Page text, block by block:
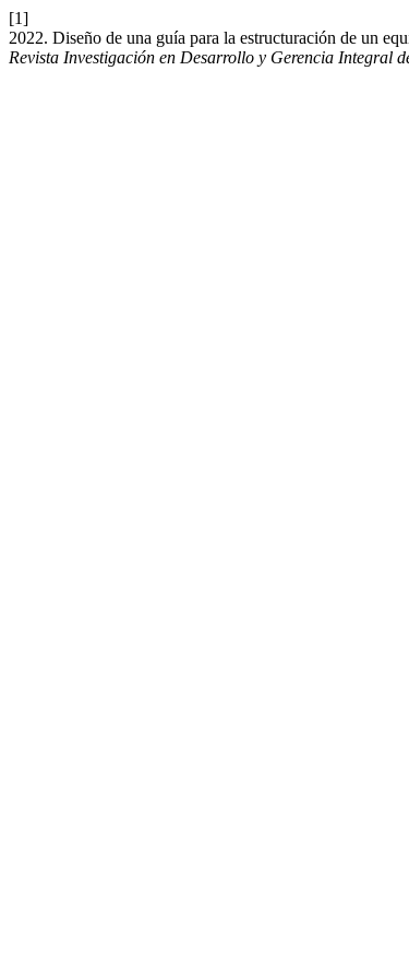
[1]
2022. Diseño de una guía para la estructuración de un
Revista Investigación en Desarrollo y Gerencia Integral